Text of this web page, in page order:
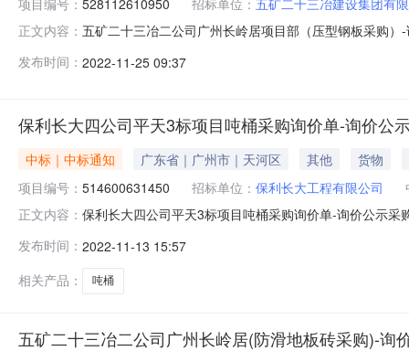
正文内容： 五矿二十三冶二公司广州长岭居项目部（压型钢板采购
发布时间： 2022-11-25 09:37
保利长大四公司平天3标项目吨桶采购询价单-询价公
中标｜中标通知 广东省｜广州市｜天河区 其他
货物
项目编号： 514600631450 招标单位： 保利长大工程有限公司
正文内容： 保利长大四公司平天3标项目吨桶采购询价单-询价公示
发布时间： 2022-11-13 15:57
相关产品：
吨桶
五矿二十三冶二公司广州长岭居(防滑地板砖采购)-询